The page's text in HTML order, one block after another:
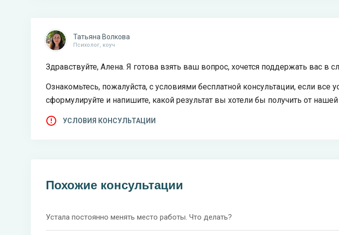
Татьяна Волкова
Психолог, коуч
Здравствуйте, Алена. Я готова взять ваш вопрос, хочется поддержать вас в
Ознакомьтесь, пожалуйста, с условиями бесплатной консультации, если все
сформулируйте и напишите, какой результат вы хотели бы получить от
УСЛОВИЯ КОНСУЛЬТАЦИИ
Похожие консультации
Устала постоянно менять место работы. Что делать?